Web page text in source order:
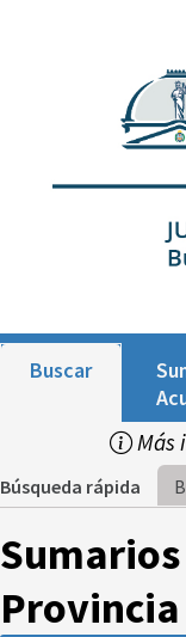
Buscar
Más
Búsqueda rápida